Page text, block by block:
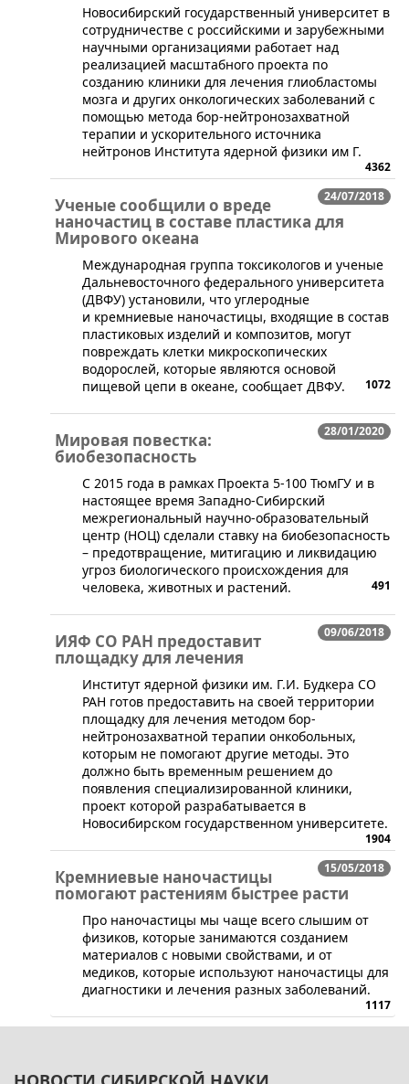
​Новосибирский государственный университет в
сотрудничестве с российскими и зарубежными
научными организациями работает над
реализацией масштабного проекта по
созданию клиники для лечения глиобластомы
мозга и других онкологических заболеваний с
помощью метода бор-нейтронозахватной
терапии и ускорительного источника
нейтронов Института ядерной физики им Г.
4362
24/07/2018
Ученые сообщили о вреде
наночастиц в составе пластика для
Мирового океана
​Международная группа токсикологов и ученые
Дальневосточного федерального университета
(ДВФУ) установили, что углеродные
и кремниевые наночастицы, входящие в состав
пластиковых изделий и композитов, могут
повреждать клетки микроскопических
водорослей, которые являются основой
пищевой цепи в океане, сообщает ДВФУ.
1072
28/01/2020
Мировая повестка:
биобезопасность
​С 2015 года в рамках Проекта 5-100 ТюмГУ и в
настоящее время Западно-Сибирский
межрегиональный научно-образовательный
центр (НОЦ) сделали ставку на биобезопасность
– предотвращение, митигацию и ликвидацию
угроз биологического происхождения для
человека, животных и растений.
491
09/06/2018
ИЯФ СО РАН предоставит
площадку для лечения
​Институт ядерной физики им. Г.И. Будкера СО
РАН готов предоставить на своей территории
площадку для лечения методом бор-
нейтронозахватной терапии онкобольных,
которым не помогают другие методы. Это
должно быть временным решением до
появления специализированной клиники,
проект которой разрабатывается в
Новосибирском государственном университете.
1904
15/05/2018
Кремниевые наночастицы
помогают растениям быстрее расти
Про наночастицы мы чаще всего слышим от
физиков, которые занимаются созданием
материалов с новыми свойствами, и от
медиков, которые используют наночастицы для
диагностики и лечения разных заболеваний.
1117